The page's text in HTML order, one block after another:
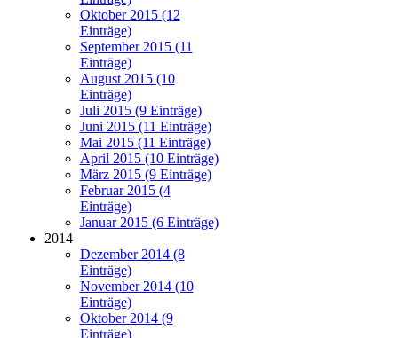
Oktober 2015 (12
Einträge)
September 2015 (11
Einträge)
August 2015 (10
Einträge)
Juli 2015 (9 Einträge)
Juni 2015 (11 Einträge)
Mai 2015 (11 Einträge)
April 2015 (10 Einträge)
März 2015 (9 Einträge)
Februar 2015 (4
Einträge)
Januar 2015 (6 Einträge)
2014
Dezember 2014 (8
Einträge)
November 2014 (10
Einträge)
Oktober 2014 (9
Einträge)